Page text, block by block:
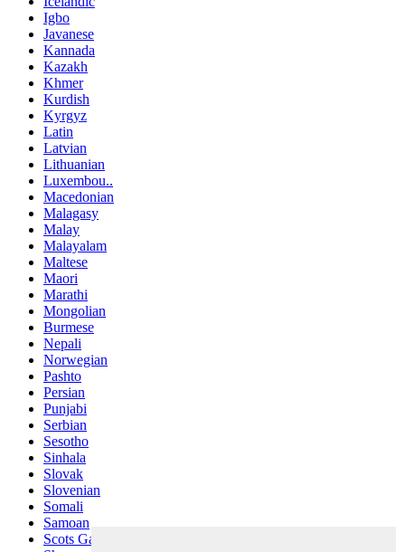
Igbo
Javanese
Kannada
Kazakh
Khmer
Kurdish
Kyrgyz
Latin
Latvian
Lithuanian
Luxembou..
Macedonian
Malagasy
Malay
Malayalam
Maltese
Maori
Marathi
Mongolian
Burmese
Nepali
Norwegian
Pashto
Persian
Punjabi
Serbian
Sesotho
Sinhala
Slovak
Slovenian
Somali
Samoan
Scots Gaelic